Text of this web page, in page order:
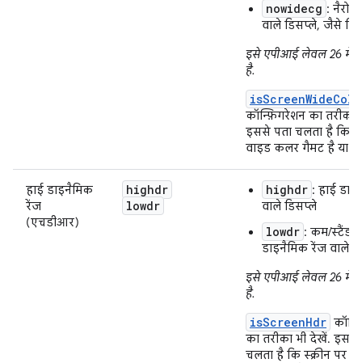
nowidecg : नैरो
वाले डिसप्ले, जैसे कि
इसे एपीआई लेवल 26 में
है.
कॉन्फ़िगरेशन का तरीका
इससे पता चलता है कि
वाइड कलर गैमट है या
हाई डाइनैमिक
रेंज
(एचडीआर)
highdr
lowdr
highdr : हाई
वाले डिसप्ले
lowdr : कम/स्टैंडर्ड
डाइनैमिक रेंज वाले
इसे एपीआई लेवल 26 में
है.
isScreenHdr
का तरीका भी देखें. इससे
चलता है कि स्क्रीन पर